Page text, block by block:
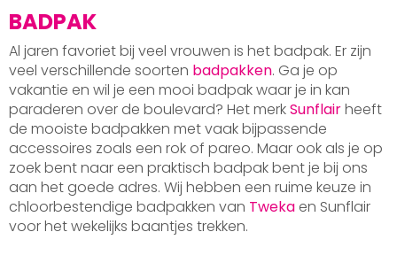
BADPAK
Al jaren favoriet bij veel vrouwen is het badpak. Er zijn
veel verschillende soorten badpakken. Ga je op
vakantie en wil je een mooi badpak waar je in kan
paraderen over de boulevard? Het merkSunflairheeft
de mooiste badpakken met vaak bijpassende
accessoires zoals een rok of pareo. Maar ook als je op
zoek bent naar een praktisch badpak bent je bij ons
aan het goede adres. Wij hebben een ruime keuze in
chloorbestendige badpakken van Tweka en Sunflair
voor het wekelijks baantjes trekken.